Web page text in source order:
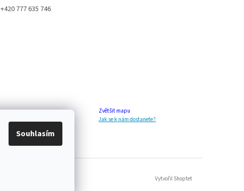
Souhlasím
+420 777 635 746
Zvětšit mapu
Jak se k nám dostanete?
Vytvořil Shoptet